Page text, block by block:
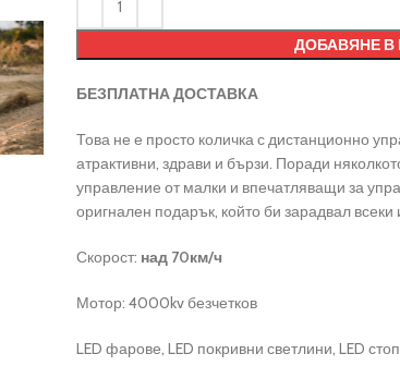
ДОБАВЯНЕ В
БЕЗПЛАТНА ДОСТАВКА
Това не е просто количка с дистанционно
атрактивни, здрави и бързи. Поради
управление от малки и впечатляващи за
оригнален подарък, който би зарадвал
Скорост: над 70км/ч
Мотор: 4000kv безчетков
LED фарове, LED покривни светлини, LED